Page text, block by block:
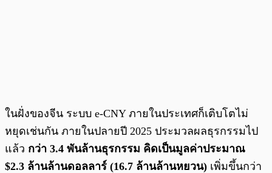
ในฝั่งของจีน ระบบ e-CNY ภายในประเทศก็เติบโตไม่
หยุดเช่นกัน ภายในปลายปี 2025 ประมวลผลธุรกรรมไป
แล้ว กว่า 3.4 พันล้านธุรกรรม คิดเป็นมูลค่าประมาณ
$2.3 ล้านล้านดอลลาร์ (16.7 ล้านล้านหยวน) เพิ่มขึ้นกว่า